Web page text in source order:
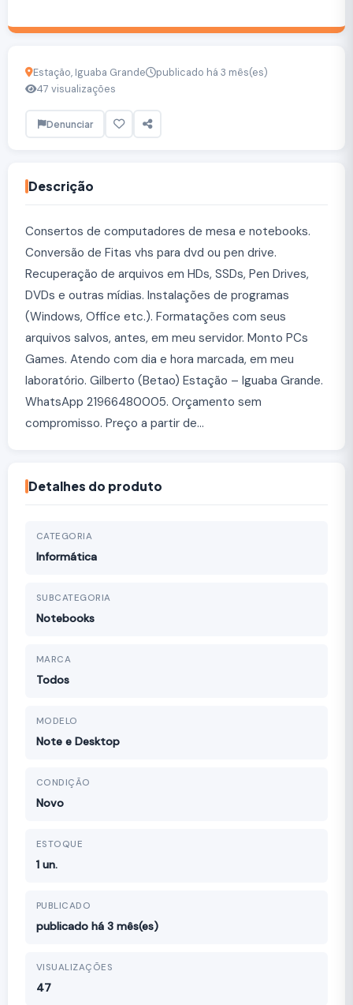
Estação, Iguaba Grande
publicado há 3 mês(es)
47 visualizações
Denunciar
Descrição
Consertos de computadores de mesa e notebooks.
Conversão de Fitas vhs para dvd ou pen drive.
Recuperação de arquivos em HDs, SSDs, Pen Drives,
DVDs e outras mídias. Instalações de programas
(Windows, Office etc.). Formatações com seus
arquivos salvos, antes, em meu servidor. Monto PCs
Games. Atendo com dia e hora marcada, em meu
laboratório. Gilberto (Betao) Estação – Iguaba Grande.
WhatsApp 21966480005. Orçamento sem
compromisso. Preço a partir de...
Detalhes do produto
CATEGORIA
Informática
SUBCATEGORIA
Notebooks
MARCA
Todos
MODELO
Note e Desktop
CONDIÇÃO
Novo
ESTOQUE
1 un.
PUBLICADO
publicado há 3 mês(es)
VISUALIZAÇÕES
47